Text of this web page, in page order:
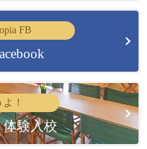
FB
！
体験入校